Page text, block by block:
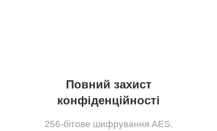
Повний захист
конфіденційності
256-бітове шифрування AES,